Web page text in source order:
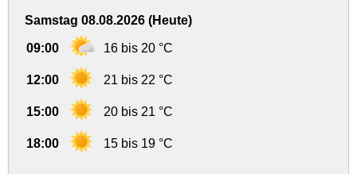
Samstag 08.08.2026 (Heute)
09:00 16 bis 20 °C
12:00 21 bis 22 °C
15:00 20 bis 21 °C
18:00 15 bis 19 °C